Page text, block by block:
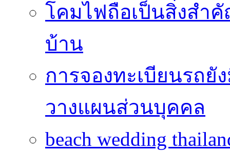
โคมไฟถือเป็นสิ่งสำ
บ้าน
การจองทะเบียนรถ
วางแผนส่วนบุคคล
beach wedding